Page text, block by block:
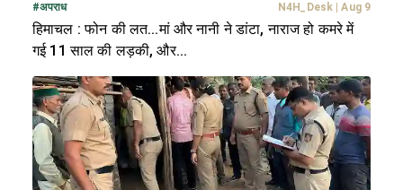
#अपराध N4H_Desk | Aug 9
हिमाचल : फोन की लत...मां और नानी ने डांटा, नाराज हो कमरे में
गई 11 साल की लड़की, और...